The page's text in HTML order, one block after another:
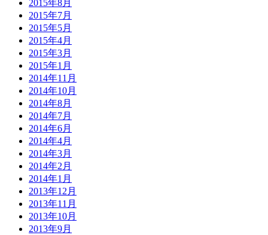
2015年8月
2015年7月
2015年5月
2015年4月
2015年3月
2015年1月
2014年11月
2014年10月
2014年8月
2014年7月
2014年6月
2014年4月
2014年3月
2014年2月
2014年1月
2013年12月
2013年11月
2013年10月
2013年9月